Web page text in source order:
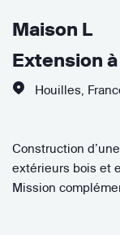
Maison L
Extension
Houilles
Construction
extérieurs bois et
Mission